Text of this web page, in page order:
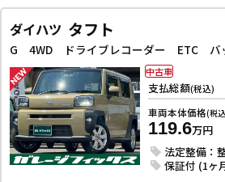
ダイハツ タフト
支払総額(税込)
車両本体価格(税
119.6万円
法定整備：
保証付 (1ヶ
中古車